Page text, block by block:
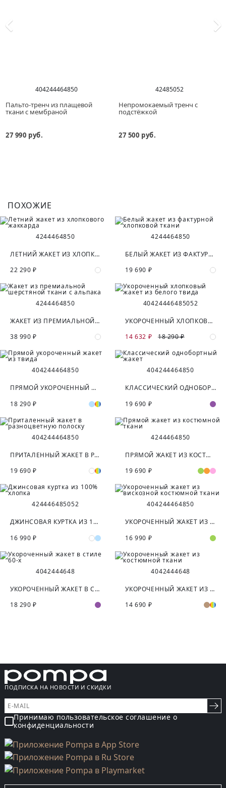
404244464850
Пальто-тренч из плащевой
ткани с мембраной
27 990 руб.
42485052
Непромокаемый тренч с
подстёжкой
27 500 руб.
ПОХОЖИЕ
4244464850
ЛЕТНИЙ ЖАКЕТ ИЗ ХЛОПКОВОГО ЖАККАРДА
22 290 ₽
4244464850
БЕЛЫЙ ЖАКЕТ ИЗ ФАКТУРНОЙ ХЛОПКОВОЙ ТКАНИ
19 690 ₽
4244464850
ЖАКЕТ ИЗ ПРЕМИАЛЬНОЙ ШЕРСТЯНОЙ ТКАНИ С АЛЬПАКА
38 990 ₽
40424446485052
УКОРОЧЕННЫЙ ХЛОПКОВЫЙ ЖАКЕТ ИЗ БЕЛОГО ТВИДА
14 632 ₽
18 290 ₽
404244464850
ПРЯМОЙ УКОРОЧЕННЫЙ ЖАКЕТ ИЗ ТВИДА
18 290 ₽
404244464850
КЛАССИЧЕСКИЙ ОДНОБОРТНЫЙ ЖАКЕТ
19 690 ₽
404244464850
ПРИТАЛЕННЫЙ ЖАКЕТ В РАЗНОЦВЕТНУЮ ПОЛОСКУ
19 690 ₽
4244464850
ПРЯМОЙ ЖАКЕТ ИЗ КОСТЮМНОЙ ТКАНИ
19 690 ₽
424446485052
ДЖИНСОВАЯ КУРТКА ИЗ 100% ХЛОПКА
16 990 ₽
404244464850
УКОРОЧЕННЫЙ ЖАКЕТ ИЗ ВИСКОЗНОЙ КОСТЮМНОЙ ТКАНИ
16 990 ₽
4042444648
УКОРОЧЕННЫЙ ЖАКЕТ В СТИЛЕ 60-Х
18 290 ₽
4042444648
УКОРОЧЕННЫЙ ЖАКЕТ ИЗ КОСТЮМНОЙ ТКАНИ
14 690 ₽
ПОДПИСКА НА НОВОСТИ И СКИДКИ
Принимаю пользовательское соглашение о
конфиденциальности